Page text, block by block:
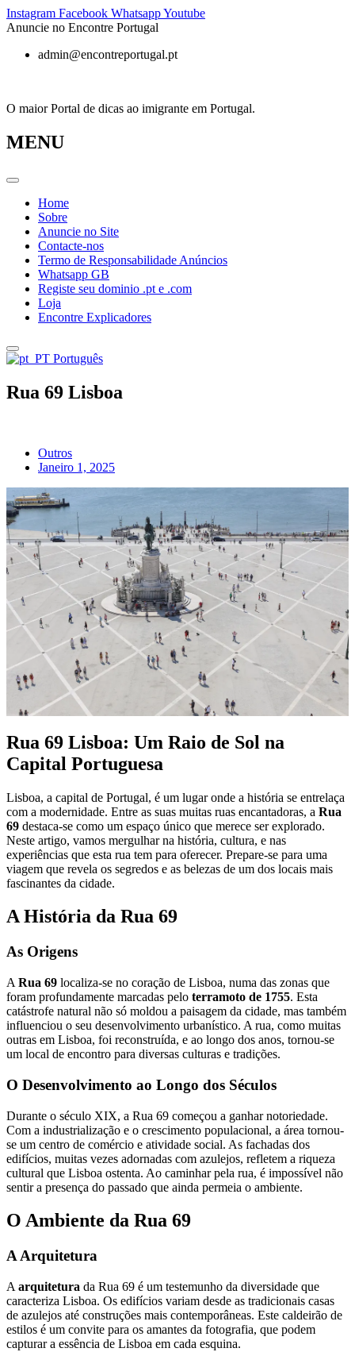
Pular
para
conteúdo
Instagram Facebook WhatsappYoutube
Anuncie no Encontre Portugal
admin@encontreportugal.pt
O maior Portal de dicas ao imigrante em Portugal.
MENU
Home
Sobre
Anuncie no Site
Contacte-nos
Termo de Responsabilidade Anúncios
Whatsapp GB
Registe seu dominio .pt e .com
Loja
Encontre Explicadores
Português
Rua 69 Lisboa
Outros
Janeiro 1, 2025
Rua 69 Lisboa: Um Raio de Sol na
Capital Portuguesa
Lisboa, a capital de Portugal, é um lugar onde a história se entrelaça
com a modernidade. Entre as suas muitas ruas encantadoras, a Rua
69 destaca-se como um espaço único que merece ser explorado.
Neste artigo, vamos mergulhar na história, cultura, e nas
experiências que esta rua tem para oferecer. Prepare-se para uma
viagem que revela os segredos e as belezas de um dos locais mais
fascinantes da cidade.
A História da Rua 69
As Origens
A Rua 69 localiza-se no coração de Lisboa, numa das zonas que
foram profundamente marcadas pelo terramoto de 1755. Esta
catástrofe natural não só moldou a paisagem da cidade, mas também
influenciou o seu desenvolvimento urbanístico. A rua, como muitas
outras em Lisboa, foi reconstruída, e ao longo dos anos, tornou-se
um local de encontro para diversas culturas e tradições.
O Desenvolvimento ao Longo dos Séculos
Durante o século XIX, a Rua 69 começou a ganhar notoriedade.
Com a industrialização e o crescimento populacional, a área tornou-
se um centro de comércio e atividade social. As fachadas dos
edifícios, muitas vezes adornadas com azulejos, refletem a riqueza
cultural que Lisboa ostenta. Ao caminhar pela rua, é impossível não
sentir a presença do passado que ainda permeia o ambiente.
O Ambiente da Rua 69
A Arquitetura
A arquitetura da Rua 69 é um testemunho da diversidade que
caracteriza Lisboa. Os edifícios variam desde as tradicionais casas
de azulejos até construções mais contemporâneas. Este caldeirão de
estilos é um convite para os amantes da fotografia, que podem
capturar a essência de Lisboa em cada esquina.